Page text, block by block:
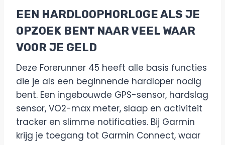
EEN HARDLOOPHORLOGE ALS JE
OPZOEK BENT NAAR VEEL WAAR
VOOR JE GELD
Deze Forerunner 45 heeft alle basis functies
die je als een beginnende hardloper nodig
bent. Een ingebouwde GPS-sensor, hardslag
sensor, VO2-max meter, slaap en activiteit
tracker en slimme notificaties. Bij Garmin
krijg je toegang tot Garmin Connect, waar